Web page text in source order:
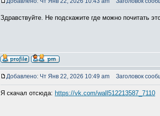
Здравствуйте. Не подскажите где можно почитать
Добавлено: Чт Янв 22, 2026 10:49 am Заголовок
Я скачал отсюда: https://vk.com/wall512213587_7110